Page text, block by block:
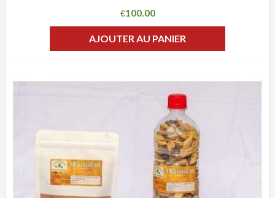
€100.00
AJOUTER AU PANIER